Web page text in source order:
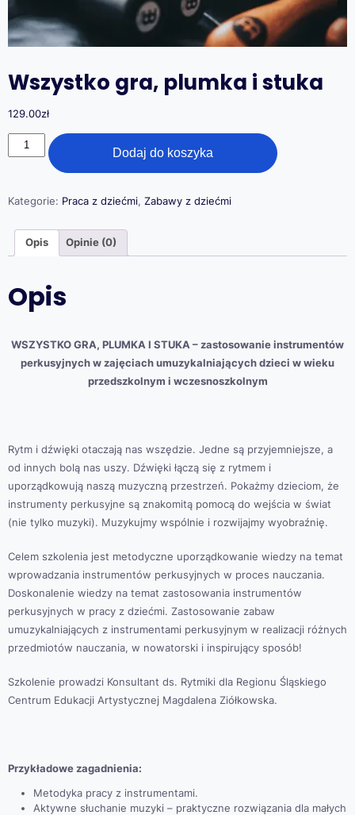
Wszystko gra, plumka i stuka
129.00zł
ilość
Wszystko
i
Dodaj do koszyka
Kategorie: Praca z dziećmi, Zabawy z dziećmi
Opis Opinie (0)
Opis
WSZYSTKO GRA, PLUMKA I STUKA – zastosowanie instrumentów
perkusyjnych w zajęciach umuzykalniających dzieci w wieku
przedszkolnym i wczesnoszkolnym
Rytm i dźwięki otaczają nas wszędzie. Jedne są przyjemniejsze, a
od innych bolą nas uszy. Dźwięki łączą się z rytmem i
uporządkowują naszą muzyczną przestrzeń. Pokażmy dzieciom, że
instrumenty perkusyjne są znakomitą pomocą do wejścia w świat
(nie tylko muzyki). Muzykujmy wspólnie i rozwijajmy wyobraźnię.
Celem szkolenia jest metodyczne uporządkowanie wiedzy na temat
wprowadzania instrumentów perkusyjnych w proces nauczania.
Doskonalenie wiedzy na temat zastosowania instrumentów
perkusyjnych w pracy z dziećmi. Zastosowanie zabaw
umuzykalniających z instrumentami perkusyjnym w realizacji różnych
przedmiotów nauczania, w nowatorski i inspirujący sposób!
Szkolenie prowadzi Konsultant ds. Rytmiki dla Regionu Śląskiego
Centrum Edukacji Artystycznej Magdalena Ziółkowska.
Przykładowe zagadnienia:
Metodyka pracy z instrumentami.
Aktywne słuchanie muzyki – praktyczne rozwiązania dla małych